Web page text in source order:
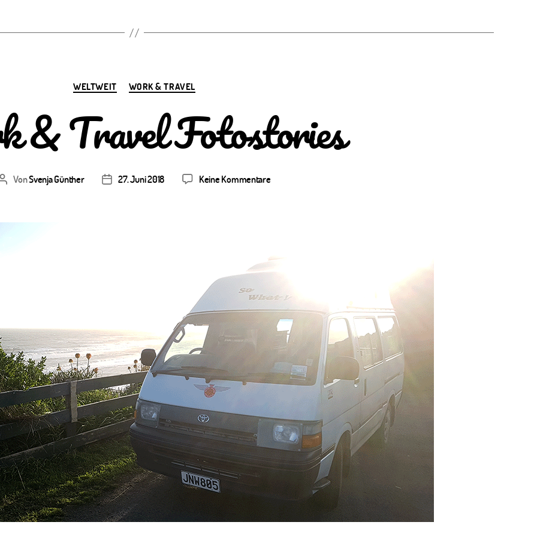
Kategorien
WELTWEIT WORK & TRAVEL
& Travel Fotostories
Beitragsautor
VonSvenja Günther Veröffentlichungsdatum
27. Juni 2018 Keine Kommentarezu